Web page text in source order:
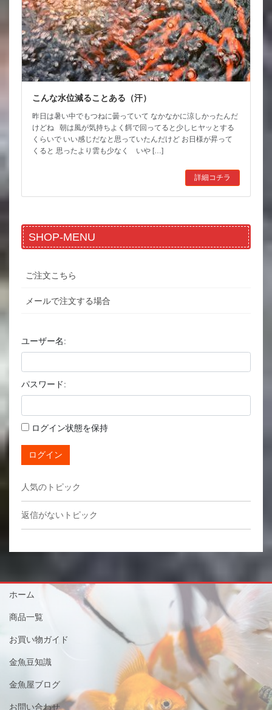
こんな水位減ることある（汗）
昨日は暑い中でもつねに曇っていて なかなかに涼しかったんだ
けどね 朝は風が気持ちよく餌で回ってると少しヒヤッとする
くらいで いい感じだなと思っていたんだけど お日様が昇って
くると 思ったより雲も少なく いや […]
詳細コチラ
SHOP-MENU
ご注文こちら
メールで注文する場合
ユーザー名:
パスワード:
ログイン状態を保持
ログイン
人気のトピック
返信がないトピック
ホーム
商品一覧
お買い物ガイド
金魚豆知識
金魚屋ブログ
お問い合わせ